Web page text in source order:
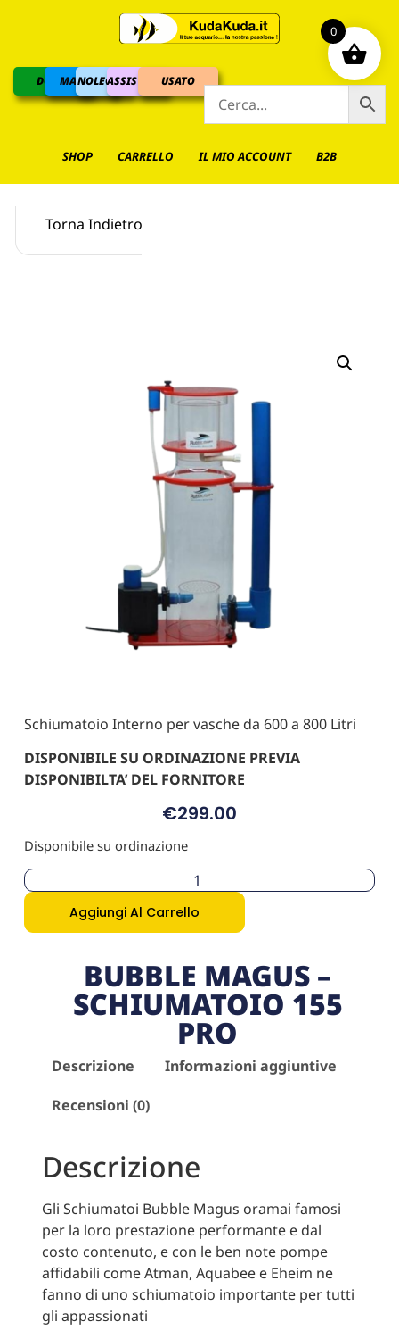
DOLCEMARINO
NOLEGGIOASSISTENZAUSATO
SHOP CARRELLO IL MIO ACCOUNT B2B
Torna Indietro
Schiumatoio Interno per vasche da 600 a 800 Litri
DISPONIBILE SU ORDINAZIONE PREVIA
DISPONIBILTA’ DEL FORNITORE
€299.00
Disponibile su ordinazione
Aggiungi Al Carrello
BUBBLE MAGUS –
SCHIUMATOIO 155
PRO
Descrizione
Informazioni aggiuntive
Recensioni (0)
Descrizione
Gli Schiumatoi Bubble Magus oramai famosi
per la loro prestazione performante e dal
costo contenuto, e con le ben note pompe
affidabili come Atman, Aquabee e Eheim ne
fanno di uno schiumatoio importante per tutti
gli appassionati
0